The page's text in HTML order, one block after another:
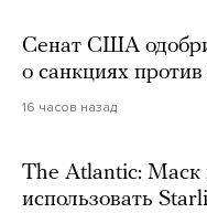
Сенат США
о санкциях
16 часов назад
The Atlantic: Маск
использовать